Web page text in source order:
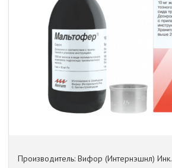
Производитель: Вифор (Интернэшнл) Инк.